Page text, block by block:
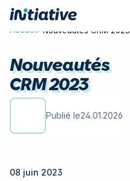
Accueil Nouveautés CRM 2023
Nouveautés
CRM 2023
Publié le24.01.2026
08 juin 2023